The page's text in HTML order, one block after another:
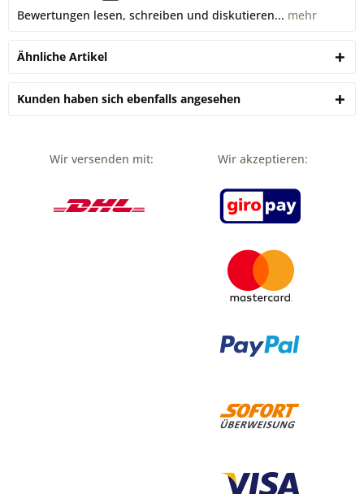
Bewertungen lesen, schreiben und diskutieren... mehr
Ähnliche Artikel
Kunden haben sich ebenfalls angesehen
Wir versenden mit: Wir akzeptieren: